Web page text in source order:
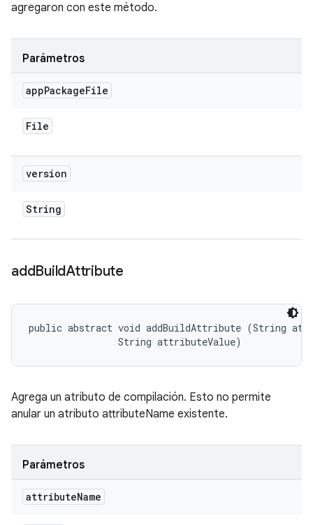
agregaron con este método.
Parámetros
appPackageFile
File
version
String
addBuildAttribute
public abstract void addBuildAttribute (String
                String attributeValue)
Agrega un atributo de compilación. Esto no permite
anular un atributo attributeName existente.
Parámetros
attributeName